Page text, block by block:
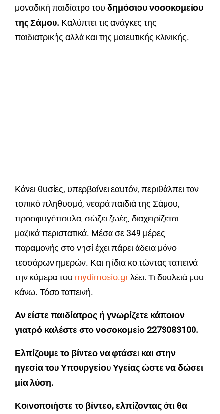
μοναδική παιδίατρο του δημόσιου νοσοκομείου
της Σάμου. Καλύπτει τις ανάγκες της
παιδιατρικής αλλά και της μαιευτικής κλινικής.
Κάνει θυσίες, υπερβαίνει εαυτόν, περιθάλπει τον
τοπικό πληθυσμό, νεαρά παιδιά της Σάμου,
προσφυγόπουλα, σώζει ζωές, διαχειρίζεται
μαζικά περιστατικά. Μέσα σε 349 μέρες
παραμονής στο νησί έχει πάρει άδεια μόνο
τεσσάρων ημερών. Και η ίδια κοιτώντας ταπεινά
την κάμερα του mydimosio.grλέει: Τι δουλειά μου
κάνω. Τόσο ταπεινή.
Αν είστε παιδίατρος ή γνωρίζετε κάποιον
γιατρό καλέστε στο νοσοκομείο 2273083100.
Ελπίζουμε το βίντεο να φτάσει και στην
ηγεσία του Υπουργείου Υγείας ώστε να δώσει
μία λύση.
Κοινοποιήστε το βίντεο, ελπίζοντας ότι θα